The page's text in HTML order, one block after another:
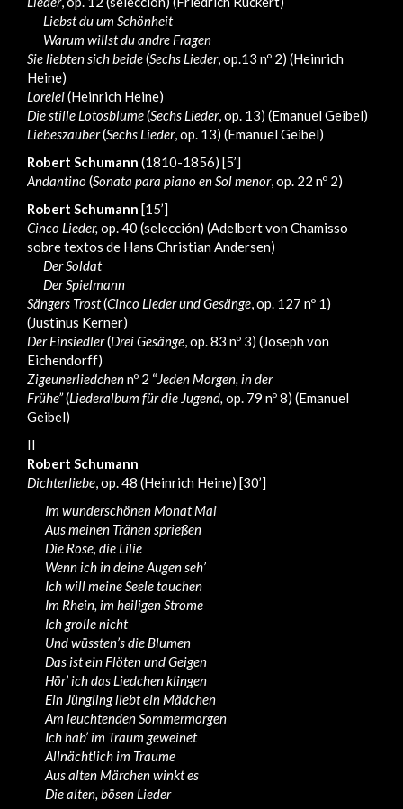
Liebst du um Schönheit
Warum willst du andre Fragen
Sie liebten sich beide(Sechs Lieder, op.13 nº 2) (Heinrich
Heine)
Lorelei(Heinrich Heine)
Die stille Lotosblume(Sechs Lieder, op. 13) (Emanuel Geibel)
Liebeszauber(Sechs Lieder, op. 13) (Emanuel Geibel)
Robert Schumann (1810-1856) [5’]
Andantino(Sonata para piano en Sol menor, op. 22 nº 2)
Robert Schumann [15’]
Cinco Lieder, op. 40 (selección) (Adelbert von Chamisso
sobre textos de Hans Christian Andersen)
Der Soldat
Der Spielmann
Sängers Trost(Cinco Lieder und Gesänge, op. 127 nº 1)
(Justinus Kerner)
Der Einsiedler(Drei Gesänge, op. 83 nº 3) (Joseph von
Eichendorff)
Zigeunerliedchennº 2 “Jeden Morgen, in der
Frühe”(Liederalbum für die Jugend, op. 79 nº 8) (Emanuel
Geibel)
II
Robert Schumann
Dichterliebe, op. 48 (Heinrich Heine) [30’]
Im wunderschönen Monat Mai
Aus meinen Tränen sprießen
Die Rose, die Lilie
Wenn ich in deine Augen seh’
Ich will meine Seele tauchen
Im Rhein, im heiligen Strome
Ich grolle nicht
Und wüssten’s die Blumen
Das ist ein Flöten und Geigen
Hör’ ich das Liedchen klingen
Ein Jüngling liebt ein Mädchen
Am leuchtenden Sommermorgen
Ich hab’ im Traum geweinet
Allnächtlich im Traume
Aus alten Märchen winkt es
Die alten, bösen Lieder